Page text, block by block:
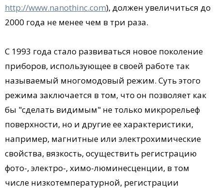
http://www.nanothinc.com), должен увеличиться до
2000 года не менее чем в три раза.
С 1993 года стало развиваться новое поколение
приборов, использующее в своей работе так
называемый многомодовый режим. Суть этого
режима заключается в том, что он позволяет как
бы "сделать видимым" не только микрорельеф
поверхности, но и другие ее характеристики,
например, магнитные или электрохимические
свойства, вязкость, осуществить регистрацию
фото-, электро-, химо-люминесценции, в том
числе низкотемпературной, регистрации